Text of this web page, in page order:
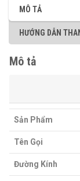
MÔ TẢ
HƯỚNG DẪN
Mô tả
Sản Phẩm
Tên Gọi
Đường Kính